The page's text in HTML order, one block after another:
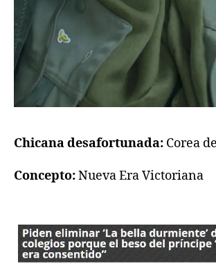
Chicana desafortunada: Corea
Concepto:Nueva Era Victoriana